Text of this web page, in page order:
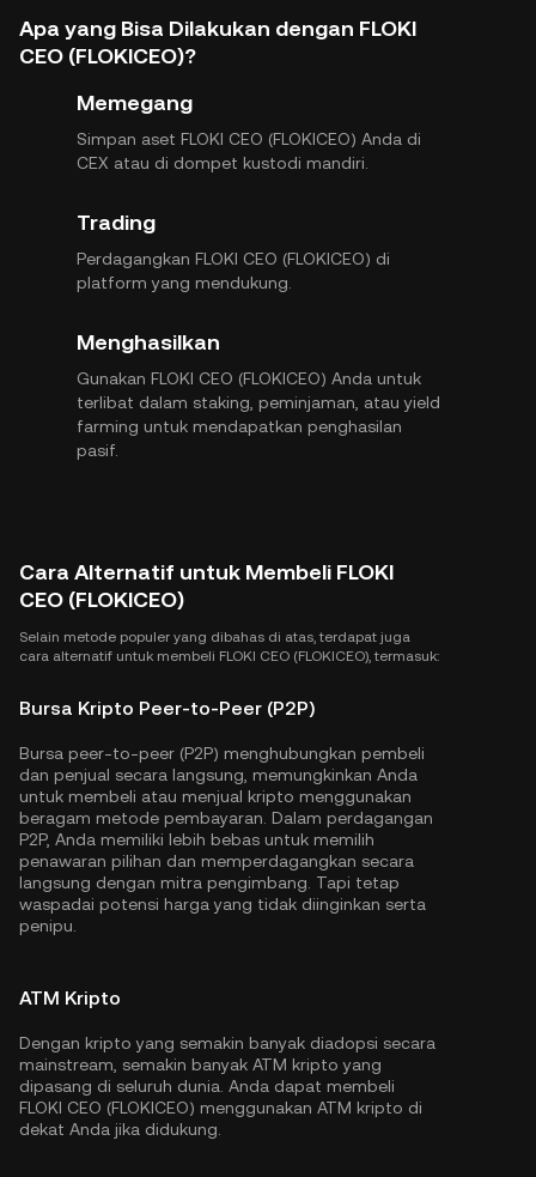
Apa yang Bisa Dilakukan dengan FLOKI
CEO (FLOKICEO)?
Memegang
Simpan aset FLOKI CEO (FLOKICEO) Anda di
CEX atau di dompet kustodi mandiri.
Trading
Perdagangkan FLOKI CEO (FLOKICEO) di
platform yang mendukung.
Menghasilkan
Gunakan FLOKI CEO (FLOKICEO) Anda untuk
terlibat dalam staking, peminjaman, atau yield
farming untuk mendapatkan penghasilan
pasif.
Cara Alternatif untuk Membeli FLOKI
CEO (FLOKICEO)
Selain metode populer yang dibahas di atas, terdapat juga
cara alternatif untuk membeli FLOKI CEO (FLOKICEO), termasuk:
Bursa Kripto Peer-to-Peer (P2P)
Bursa peer-to-peer (P2P) menghubungkan pembeli
dan penjual secara langsung, memungkinkan Anda
untuk membeli atau menjual kripto menggunakan
beragam metode pembayaran. Dalam perdagangan
P2P, Anda memiliki lebih bebas untuk memilih
penawaran pilihan dan memperdagangkan secara
langsung dengan mitra pengimbang. Tapi tetap
waspadai potensi harga yang tidak diinginkan serta
penipu.
ATM Kripto
Dengan kripto yang semakin banyak diadopsi secara
mainstream, semakin banyak ATM kripto yang
dipasang di seluruh dunia. Anda dapat membeli
FLOKI CEO (FLOKICEO) menggunakan ATM kripto di
dekat Anda jika didukung.